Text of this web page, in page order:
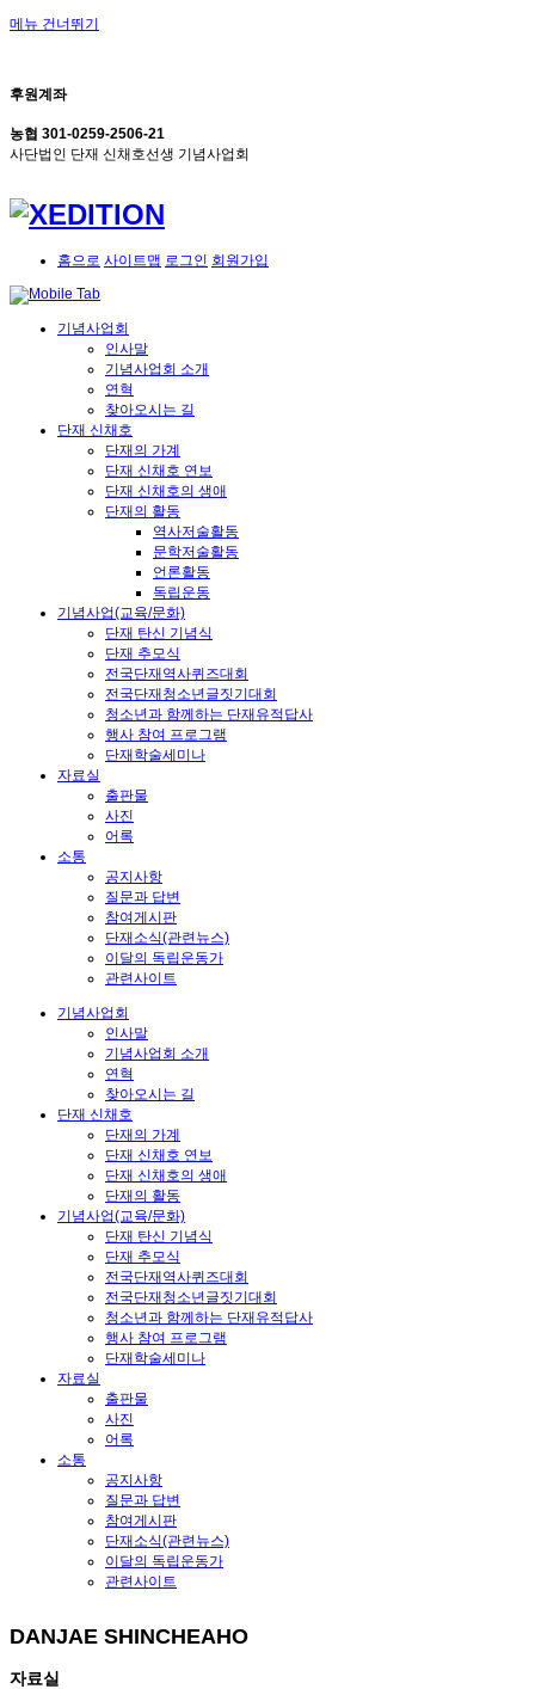
메뉴 건너뛰기
후원계좌
농협 301-0259-2506-21
사단법인 단재 신채호선생 기념사업회
홈으로 사이트맵 로그인 회원가입
기념사업회
인사말
기념사업회 소개
연혁
찾아오시는 길
단재 신채호
단재의 가계
단재 신채호 연보
단재 신채호의 생애
단재의 활동
역사저술활동
문학저술활동
언론활동
독립운동
기념사업(교육/문화)
단재 탄신 기념식
단재 추모식
전국단재역사퀴즈대회
전국단재청소년글짓기대회
청소년과 함께하는 단재유적답사
행사 참여 프로그램
단재학술세미나
자료실
출판물
사진
어록
소통
공지사항
질문과 답변
참여게시판
단재소식(관련뉴스)
이달의 독립운동가
관련사이트
기념사업회
인사말
기념사업회 소개
연혁
찾아오시는 길
단재 신채호
단재의 가계
단재 신채호 연보
단재 신채호의 생애
단재의 활동
기념사업(교육/문화)
단재 탄신 기념식
단재 추모식
전국단재역사퀴즈대회
전국단재청소년글짓기대회
청소년과 함께하는 단재유적답사
행사 참여 프로그램
단재학술세미나
자료실
출판물
사진
어록
소통
공지사항
질문과 답변
참여게시판
단재소식(관련뉴스)
이달의 독립운동가
관련사이트
DANJAE SHINCHEAHO
자료실